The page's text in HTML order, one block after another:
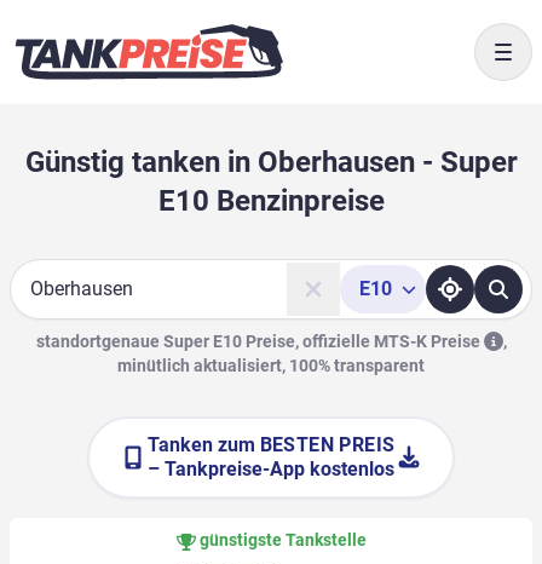
Günstig tanken in Oberhausen - Super
E10 Benzinpreise
Suche
E10
standortgenaue Super E10 Preise, offizielle MTS-K Preise
,
minütlich aktualisiert, 100% transparent
Tanken zum BESTEN PREIS
– Tankpreise-App kostenlos
günstigste Tankstelle